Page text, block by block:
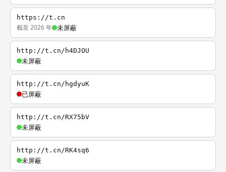
https://t.cn
截至 2026 年 未屏蔽
http://t.cn/h4DJOU
未屏蔽
http://t.cn/hgdyuK
已屏蔽
http://t.cn/RX75bV
未屏蔽
http://t.cn/RK4sq6
未屏蔽